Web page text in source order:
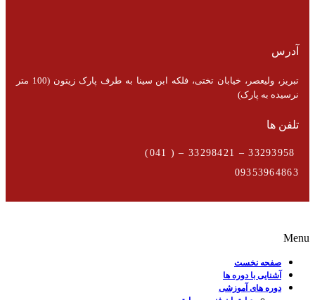
آدرس
تبریز، ولیعصر، خیابان تختی، فلکه ابن سینا به طرف پارک زیتون (100 متر
نرسیده به پارک)
تلفن ها
09353964863
Menu
صفحه نخست
آشنایی با دوره ها
دوره های آموزشی